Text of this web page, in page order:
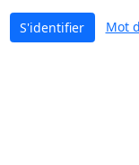
S'identifier Mot